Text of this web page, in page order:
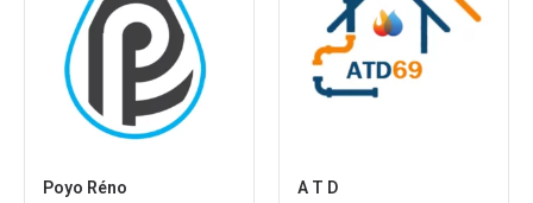
Poyo Réno A T D